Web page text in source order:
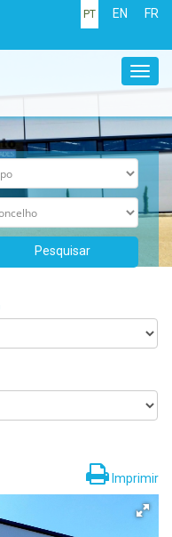
PT EN FR
Imprimir